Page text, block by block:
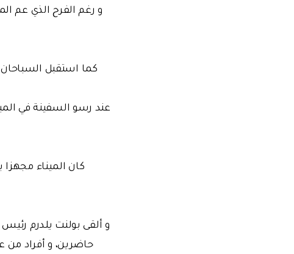
و رغم الفرح الذي عم
كما استقبل السباحان
عند رسو السفينة في
كان الميناء
حاضرين، و أفراد من